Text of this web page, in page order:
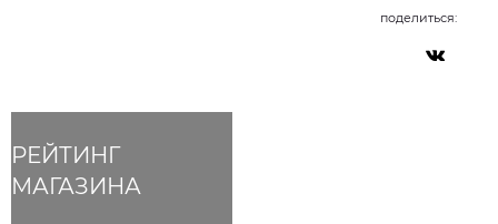
РЕЙТИНГ
МАГАЗИНА
поделиться: